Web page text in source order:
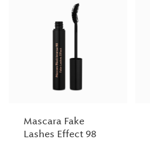
Mascara Fake
Lashes Effect 98